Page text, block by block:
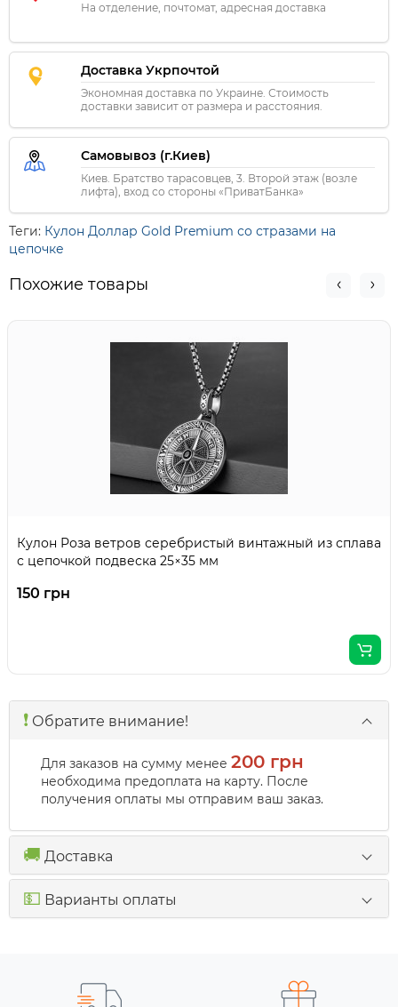
На отделение, почтомат, адресная доставка
Доставка Укрпочтой
Экономная доставка по Украине. Стоимость
доставки зависит от размера и расстояния.
Самовывоз (г.Киев)
Киев. Братство тарасовцев, 3. Второй этаж (возле
лифта), вход со стороны «ПриватБанка»
Теги: Кулон Доллар Gold Premium со стразами на
цепочке
Похожие товары
Кулон Роза ветров серебристый винтажный из сплава
с цепочкой подвеска 25×35 мм
150 грн
❗️ Обратите внимание!
Для заказов на сумму менее 200 грн
необходима предоплата на карту. После
получения оплаты мы отправим ваш заказ.
🚚 Доставка
💵 Варианты оплаты